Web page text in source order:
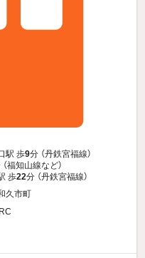
駅 歩9分 （丹鉄宮福線）
（福知山線など）
歩22分 （丹鉄宮福線）
久市町